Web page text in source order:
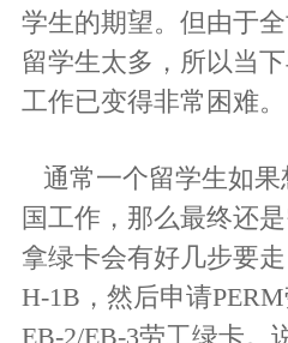
学生的期望。但由于
留学生太多，所以当
工作已变得非常困难。
通常一个留学生如果
国工作，那么最终还
拿绿卡会有好几步要
H-1B，然后申请
EB-2/EB-3劳工绿卡。